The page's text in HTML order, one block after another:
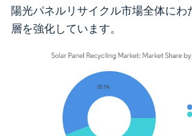
陽光パネルリサイクル市場全体にわ
層を強化しています。